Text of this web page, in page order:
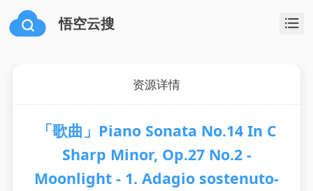
悟空云搜
资源详情
「歌曲」Piano Sonata No.14 In C
Sharp Minor, Op.27 No.2 -
Moonlight - 1. Adagio sostenuto-